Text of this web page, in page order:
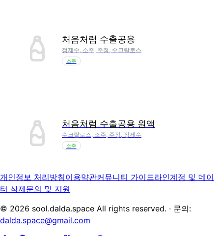
처음처럼 수출공용
정제수, 소주, 주정, 수크랄로스
소주
처음처럼 수출공용 원액
수크랄로스, 소주, 주정, 정제수
소주
개인정보 처리방침이용약관커뮤니티 가이드라인계정 및 데이
터 삭제문의 및 지원
© 2026 sool.dalda.space All rights reserved. · 문의:
dalda.space@gmail.com